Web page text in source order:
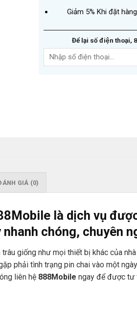
Giảm 5% Khi đặt
Để lại số điện thoại,
GIÁ (0)
là dịch vụ
chóng, chuyên
giống như mọi thiết bị khác của
phải tình trạng pin chai vào một
liên hệ 888Mobile ngay để được tư